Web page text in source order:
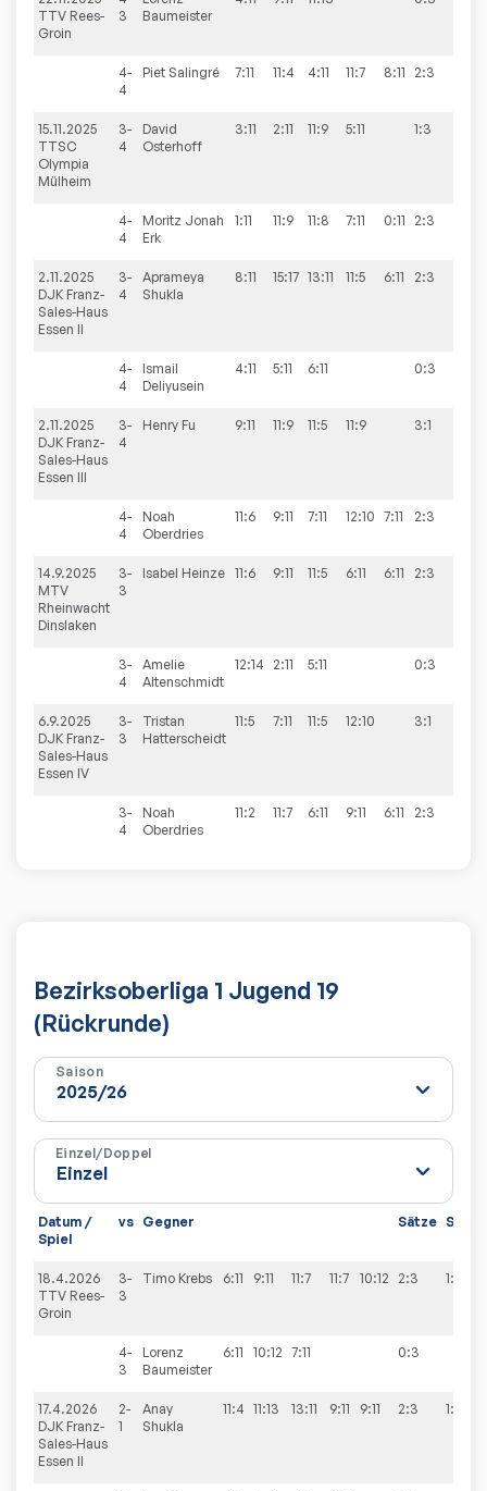
TTV Rees-
Groin
3
Baumeister
4-
4
Piet Salingré 7:11 11:4 4:11 11:7 8:11 2:3
15.11.2025
TTSC
Olympia
Mülheim
3-
4
David
Osterhoff
3:11 2:11 11:9 5:11 1:3
4-
4
Moritz Jonah
Erk
1:11 11:9 11:8 7:11 0:11 2:3
2.11.2025
DJK Franz-
Sales-Haus
Essen II
3-
4
Aprameya
Shukla
8:11 15:17 13:11 11:5 6:11 2:3
4-
4
Ismail
Deliyusein
4:11 5:11 6:11 0:3
2.11.2025
DJK Franz-
Sales-Haus
Essen III
3-
4
Henry Fu 9:11 11:9 11:5 11:9 3:1
4-
4
Noah
Oberdries
11:6 9:11 7:11 12:10 7:11 2:3
14.9.2025
MTV
Rheinwacht
Dinslaken
3-
3
Isabel Heinze 11:6 9:11 11:5 6:11 6:11 2:3
3-
4
Amelie
Altenschmidt
12:14 2:11 5:11 0:3
6.9.2025
DJK Franz-
Sales-Haus
Essen IV
3-
3
Tristan
Hatterscheidt
11:5 7:11 11:5 12:10 3:1
3-
4
Noah
Oberdries
11:2 11:7 6:11 9:11 6:11 2:3
Bezirksoberliga 1 Jugend 19
(Rückrunde)
Saison
Einzel/Doppel
Datum /
Spiel
vs Gegner Sätze Spiele
18.4.2026
TTV Rees-
Groin
3-
3
Timo Krebs 6:11 9:11 11:7 11:7 10:12 2:3 1:9
4-
3
Lorenz
Baumeister
6:11 10:12 7:11 0:3
17.4.2026
DJK Franz-
Sales-Haus
Essen II
2-
1
Anay
Shukla
11:4 11:13 13:11 9:11 9:11 2:3 1:9